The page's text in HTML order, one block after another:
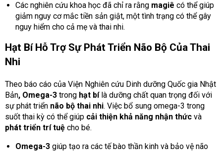
Các nghiên cứu khoa học đã chỉ ra rằng magiê có thể giúp
giảm nguy cơ mắc tiền sản giật, một tình trạng có thể gây
nguy hiểm cho cả mẹ và thai nhi.
Hạt Bí Hỗ Trợ Sự Phát Triển Não Bộ Của Thai
Nhi
Theo báo cáo của Viện Nghiên cứu Dinh dưỡng Quốc gia Nhật
Bản, Omega-3 trong hạt bílà dưỡng chất quan trọng đối với
sự phát triển não bộ thai nhi. Việc bổ sung omega-3 trong
suốt thai kỳ có thể giúp cải thiện khả năng nhận thức và
phát triển trí tuệ cho bé.
Omega-3giúp tạo ra các tế bào thần kinh và bảo vệ não